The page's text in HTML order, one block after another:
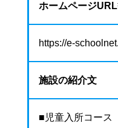
ホームページ
https://e-
施設の紹介文
■児童入所コース